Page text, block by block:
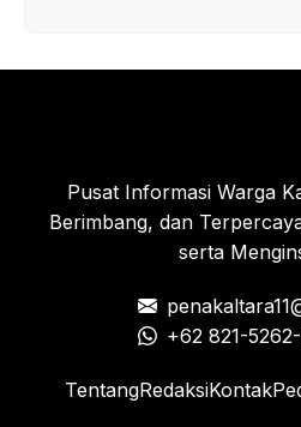
Pusat Informasi Warga
Berimbang, dan
serta
+62 821-
TentangRedaksiKontak